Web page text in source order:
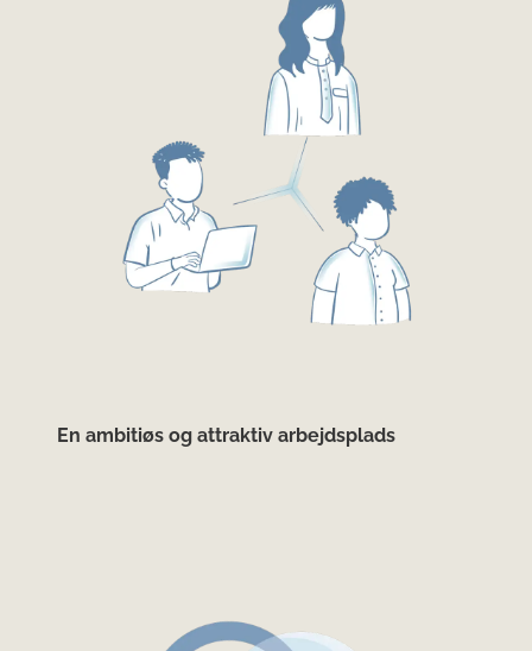
En ambitiøs og attraktiv arbejdsplads